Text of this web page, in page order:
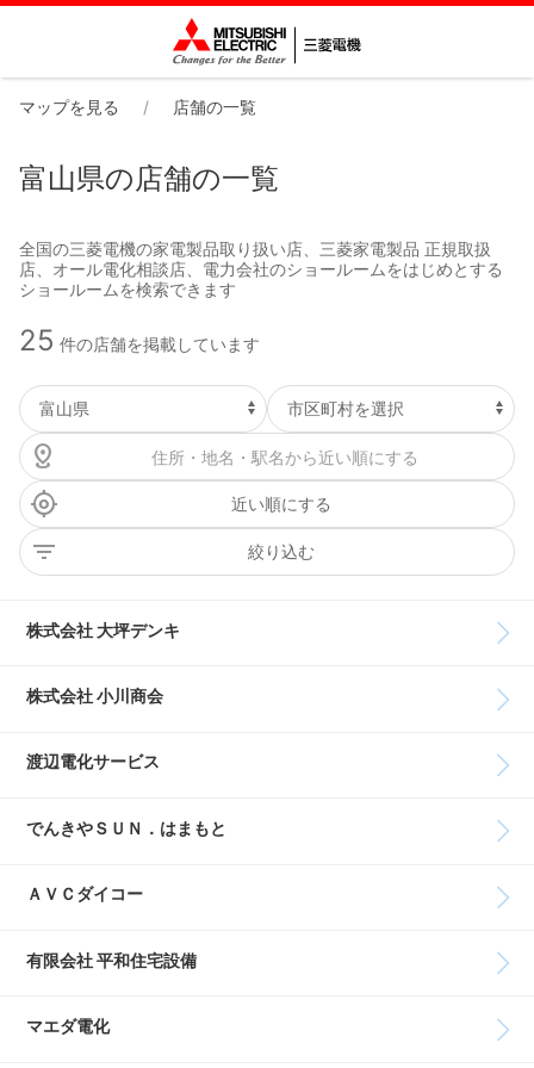
マップを見る 店舗の一覧
富山県の店舗の一覧
全国の三菱電機の家電製品取り扱い店、三菱家電製品 正規取扱
店、オール電化相談店、電力会社のショールームをはじめとする
ショールームを検索できます
25 件の店舗を掲載しています
近い順にする
絞り込む
株式会社 大坪デンキ
株式会社 小川商会
渡辺電化サービス
でんきやＳＵＮ．はまもと
ＡＶＣダイコー
有限会社 平和住宅設備
マエダ電化